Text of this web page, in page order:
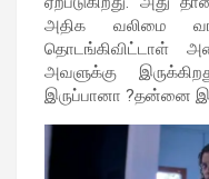
அதிக வலிமை
தொடங்கிவிட்டாள்
அவளுக்கு
இருப்பானா ?தன்னை